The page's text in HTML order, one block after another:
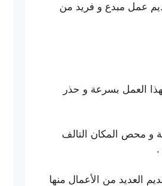
عمل مبدع و فريد من
العمل بسرعة و حذر
و محص المكان التالف
.
العديد من الأعمال منها